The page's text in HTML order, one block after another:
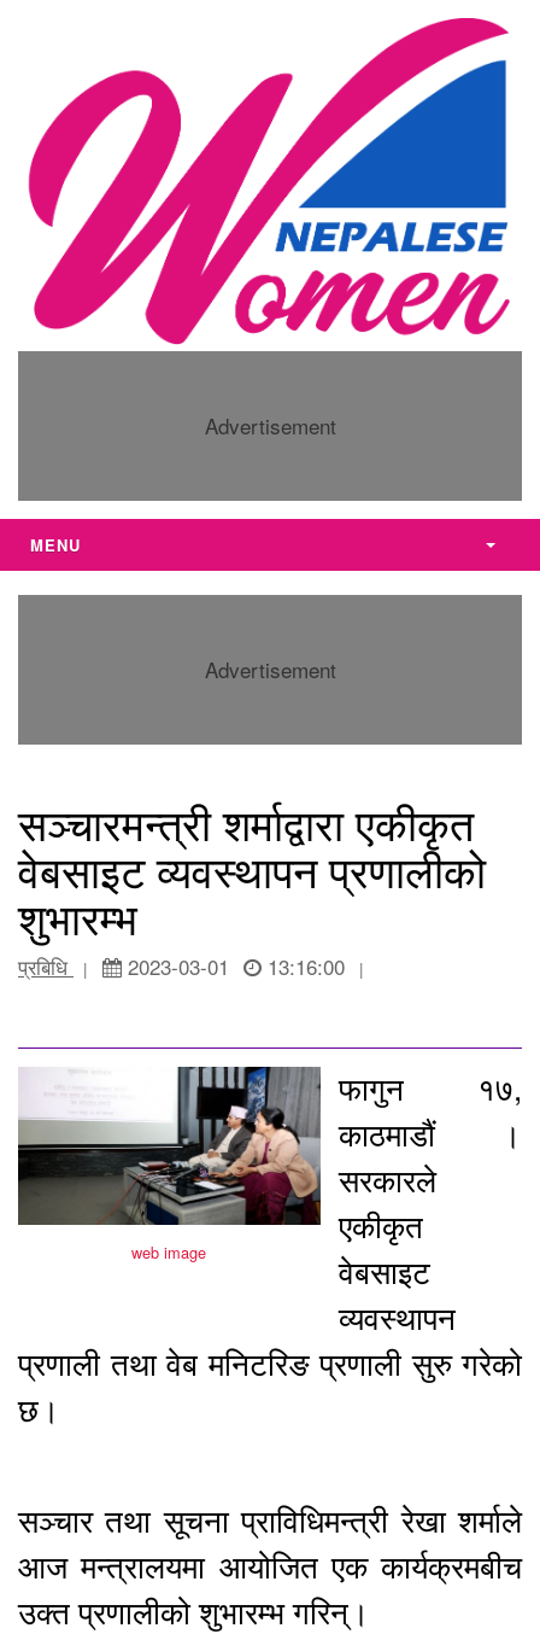
Advertisement
MENU
Advertisement
सञ्चारमन्त्री शर्माद्वारा एकीकृत
वेबसाइट व्यवस्थापन प्रणालीको
शुभारम्भ
प्रबिधि | 2023-03-01 13:16:00 |
web image
फागुन १७,
काठमाडौं ।
सरकारले
एकीकृत
वेबसाइट
व्यवस्थापन
प्रणाली तथा वेब मनिटरिङ प्रणाली सुरु गरेको
छ।
सञ्चार तथा सूचना प्राविधिमन्त्री रेखा शर्माले
आज मन्त्रालयमा आयोजित एक कार्यक्रमबीच
उक्त प्रणालीको शुभारम्भ गरिन्।